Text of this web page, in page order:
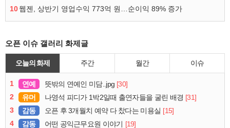
10웹젠, 상반기 영업수익 773억 원…순이익 89% 증가
오픈 이슈 갤러리 화제글
오늘의 화제 주간 월간 이슈
1 연예 뜻밖의 연예인 미담..jpg [30]
2
유머 나영석 피디가 1박2일때 출연자들을 굴린 배경 [31]
3
감동 오픈 후 3개월치 예약 다 찼다는 미용실 [15]
4
감동 어떤 공익근무요원 이야기 [19]